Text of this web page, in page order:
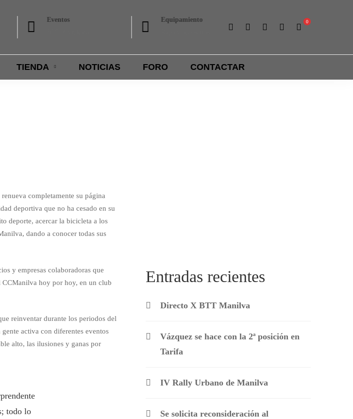
Eventos
BTT, Gymkana
Equipamiento
Ropa y accesorios
Importantes premios
TIENDA NOTICIAS FORO CONTACTAR
completamente su página
deportiva que no ha cesado en su
deporte, acercar la bicicleta a los
dando a conocer todas sus
y empresas colaboradoras que
CCManilva hoy por hoy, en un club
reinventar durante los periodos del
activa con diferentes eventos
alto, las ilusiones y ganas por
todo lo
Entradas recientes
Directo X BTT Manilva
Vázquez se hace con la 2ª posición en
Tarifa
IV Rally Urbano de Manilva
Se solicita reconsideración al